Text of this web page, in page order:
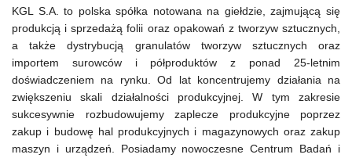
KGL S.A. to polska spółka notowana na giełdzie, zajmującą się
produkcją i sprzedażą folii oraz opakowań z tworzyw sztucznych,
a także dystrybucją granulatów tworzyw sztucznych oraz
importem surowców i półproduktów z ponad 25-letnim
doświadczeniem na rynku. Od lat koncentrujemy działania na
zwiększeniu skali działalności produkcyjnej. W tym zakresie
sukcesywnie rozbudowujemy zaplecze produkcyjne poprzez
zakup i budowę hal produkcyjnych i magazynowych oraz zakup
maszyn i urządzeń. Posiadamy nowoczesne Centrum Badań i